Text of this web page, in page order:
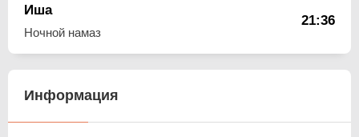
Иша
Ночной намаз
21:36
Информация